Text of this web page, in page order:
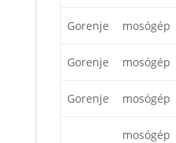
Gorenje mosógép
Gorenje mosógép
Gorenje mosógép
mosógép